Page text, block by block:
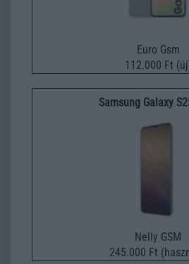
Euro Gsm
112.000 Ft
Samsung Galaxy
Nelly GSM
245.000 Ft